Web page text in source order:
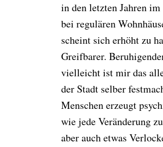
in den letzten Jahren
bei regulären
scheint sich erhöht zu
Greifbarer.
vielleicht ist mir das
der Stadt selber
Menschen erzeugt
wie jede Veränderung
aber auch etwas